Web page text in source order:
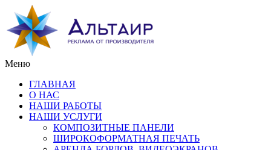
Меню
ГЛАВНАЯ
О НАС
НАШИ РАБОТЫ
НАШИ УСЛУГИ
КОМПОЗИТНЫЕ ПАНЕЛИ
ШИРОКОФОРМАТНАЯ ПЕЧАТЬ